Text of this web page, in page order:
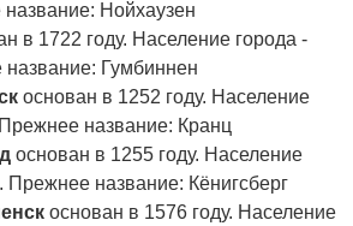
Нойхаузен
в 1722 году. Население города -
Гумбиннен
основан в 1252 году. Население
название: Кранц
основан в 1255 году. Население
Прежнее название: Кёнигсберг
основан в 1576 году. Население